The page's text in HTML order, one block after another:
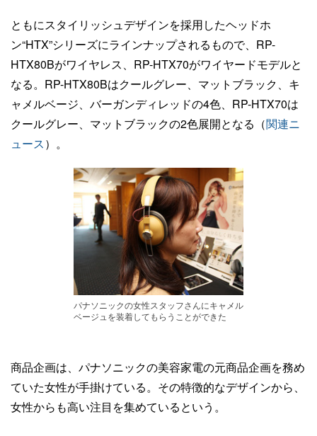
ともにスタイリッシュデザインを採用したヘッドホ
ン“HTX”シリーズにラインナップされるもので、RP-
HTX80Bがワイヤレス、RP-HTX70がワイヤードモデルと
なる。RP-HTX80Bはクールグレー、マットブラック、キ
ャメルベージ、バーガンディレッドの4色、RP-HTX70は
クールグレー、マットブラックの2色展開となる（関連ニ
ュース）。
パナソニックの女性スタッフさんにキャメル
ベージュを装着してもらうことができた
商品企画は、パナソニックの美容家電の元商品企画を務め
ていた女性が手掛けている。その特徴的なデザインから、
女性からも高い注目を集めているという。